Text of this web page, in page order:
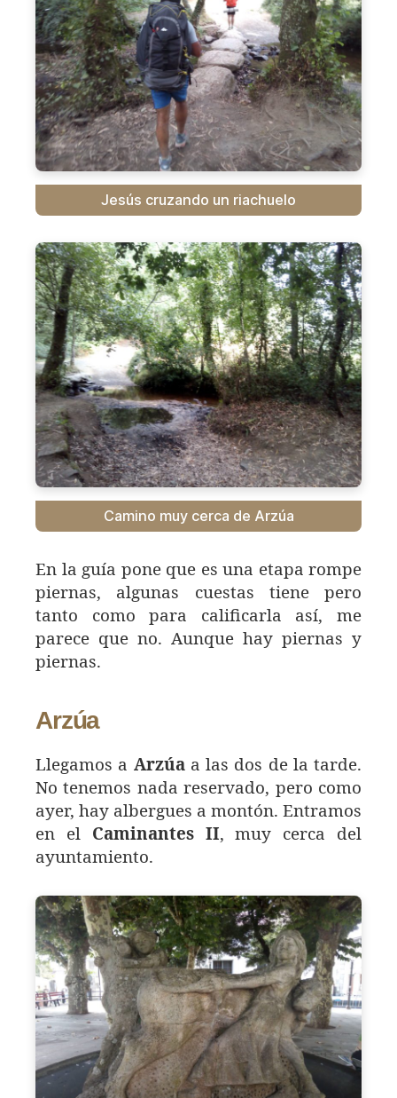
Jesús cruzando un riachuelo
Camino muy cerca de Arzúa
En la guía pone que es una etapa rompe
piernas, algunas cuestas tiene pero
tanto como para calificarla así, me
parece que no. Aunque hay piernas y
piernas.
Arzúa
Llegamos a Arzúaa las dos de la tarde.
No tenemos nada reservado, pero como
ayer, hay albergues a montón. Entramos
en el Caminantes II, muy cerca del
ayuntamiento.